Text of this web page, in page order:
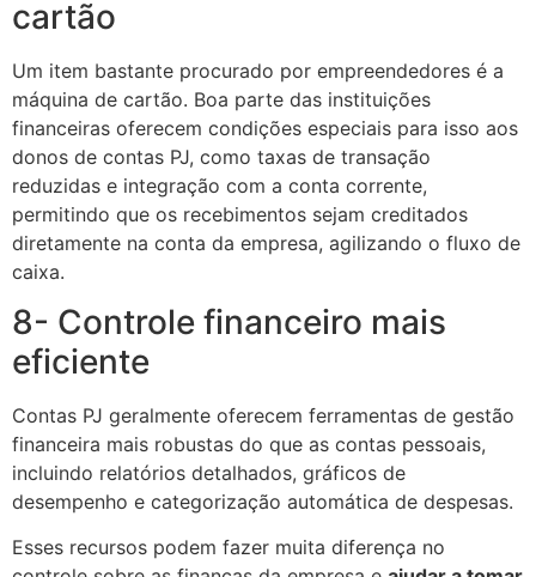
cartão
Um item bastante procurado por empreendedores é a
máquina de cartão. Boa parte das instituições
financeiras oferecem condições especiais para isso aos
donos de contas PJ, como taxas de transação
reduzidas e integração com a conta corrente,
permitindo que os recebimentos sejam creditados
diretamente na conta da empresa, agilizando o fluxo de
caixa.
8- Controle financeiro mais
eficiente
Contas PJ geralmente oferecem ferramentas de gestão
financeira mais robustas do que as contas pessoais,
incluindo relatórios detalhados, gráficos de
desempenho e categorização automática de despesas.
Esses recursos podem fazer muita diferença no